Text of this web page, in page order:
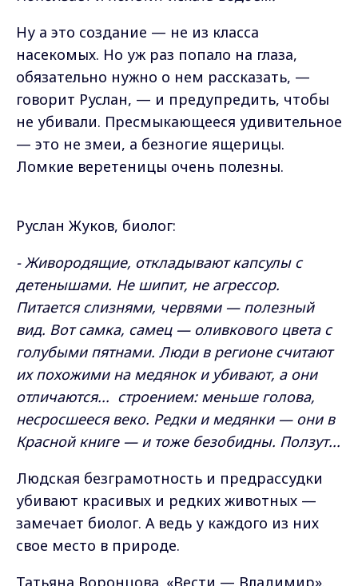
Ну а это создание — не из класса
насекомых. Но уж раз попало на глаза,
обязательно нужно о нем рассказать, —
говорит Руслан, — и предупредить, чтобы
не убивали. Пресмыкающееся удивительное
— это не змеи, а безногие ящерицы.
Ломкие веретеницы очень полезны.
Руслан Жуков, биолог:
- Живородящие, откладывают капсулы с
детенышами. Не шипит, не агрессор.
Питается слизнями, червями — полезный
вид. Вот самка, самец — оливкового цвета с
голубыми пятнами. Люди в регионе считают
их похожими на медянок и убивают, а они
отличаются... строением: меньше голова,
несросшееся веко. Редки и медянки — они в
Красной книге — и тоже безобидны. Ползут...
Людская безграмотность и предрассудки
убивают красивых и редких животных —
замечает биолог. А ведь у каждого из них
свое место в природе.
Татьяна Воронцова. «Вести — Владимир».